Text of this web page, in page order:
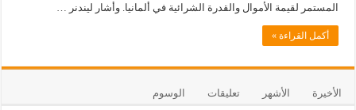
المستمر لقيمة الأموال والقدرة الشرائية في ألمانيا. وأشار ليندنر …
أكمل القراءة »
الأخيرة الأشهر تعليقات الوسوم